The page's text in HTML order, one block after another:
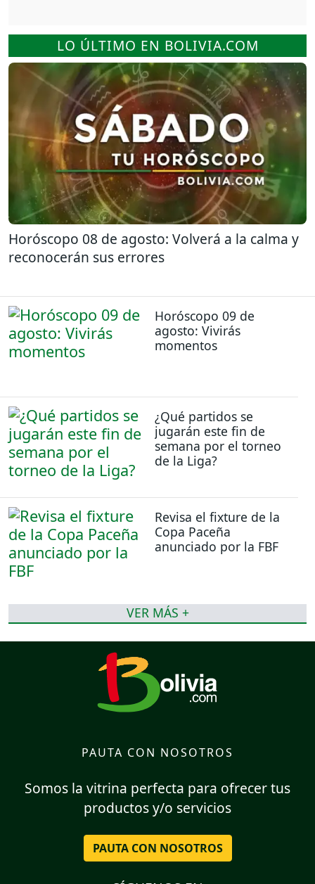
LO ÚLTIMO EN BOLIVIA.COM
Horóscopo 08 de agosto: Volverá a la calma y
reconocerán sus errores
Horóscopo 09 de
agosto: Vivirás
momentos
¿Qué partidos se
jugarán este fin de
semana por el torneo
de la Liga?
Revisa el fixture de la
Copa Paceña
anunciado por la FBF
VER MÁS +
PAUTA CON NOSOTROS
Somos la vitrina perfecta para ofrecer tus
productos y/o servicios
PAUTA CON NOSOTROS